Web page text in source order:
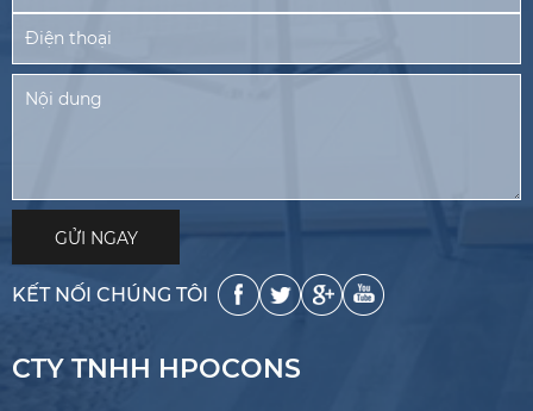
KẾT NỐI CHÚNG TÔI
CTY TNHH HPOCONS